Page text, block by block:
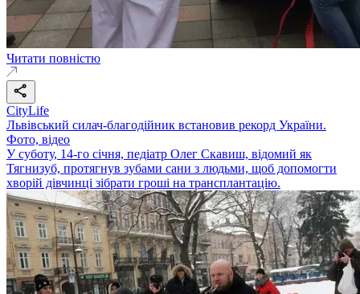
Читати повністю
CityLife
Львівський силач-благодійник встановив рекорд України.
Фото, відео
У суботу, 14-го січня, педіатр Олег Скавиш, відомий як
Тягнизуб, протягнув зубами сани з людьми, щоб допомогти
хворій дівчинці зібрати гроші на трансплантацію.